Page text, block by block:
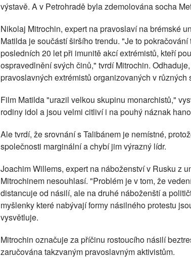
výstavě. A v Petrohradě byla zdemolována socha
Nikolaj Mitrochin, expert na pravoslaví na brémské
Matilda je součástí širšího trendu. "Je to
posledních 20 let při imunitě akcí extrémistů, kteří
ospravedlnění svých činů," tvrdí Mitrochin.
pravoslavných extrémistů organizovaných v různých
Film Matilda "urazil velkou skupinu monarchistů,"
rodiny idol a jsou velmi citliví i na pouhý náznak
Ale tvrdí, že srovnání s Talibánem je nemístné,
společnosti marginální a chybí jim výrazný lídr.
Joachim Willems, expert na náboženství v Rusku z
Mitrochinem nesouhlasí. "Problém je v tom, že
distancuje od násilí, ale na druhé náboženští a
myšlenky které nabývají formy násilného protestu
vysvětluje.
Mitrochin označuje za příčinu rostoucího násilí
zaručována takzvaným pravoslavným aktivistům.